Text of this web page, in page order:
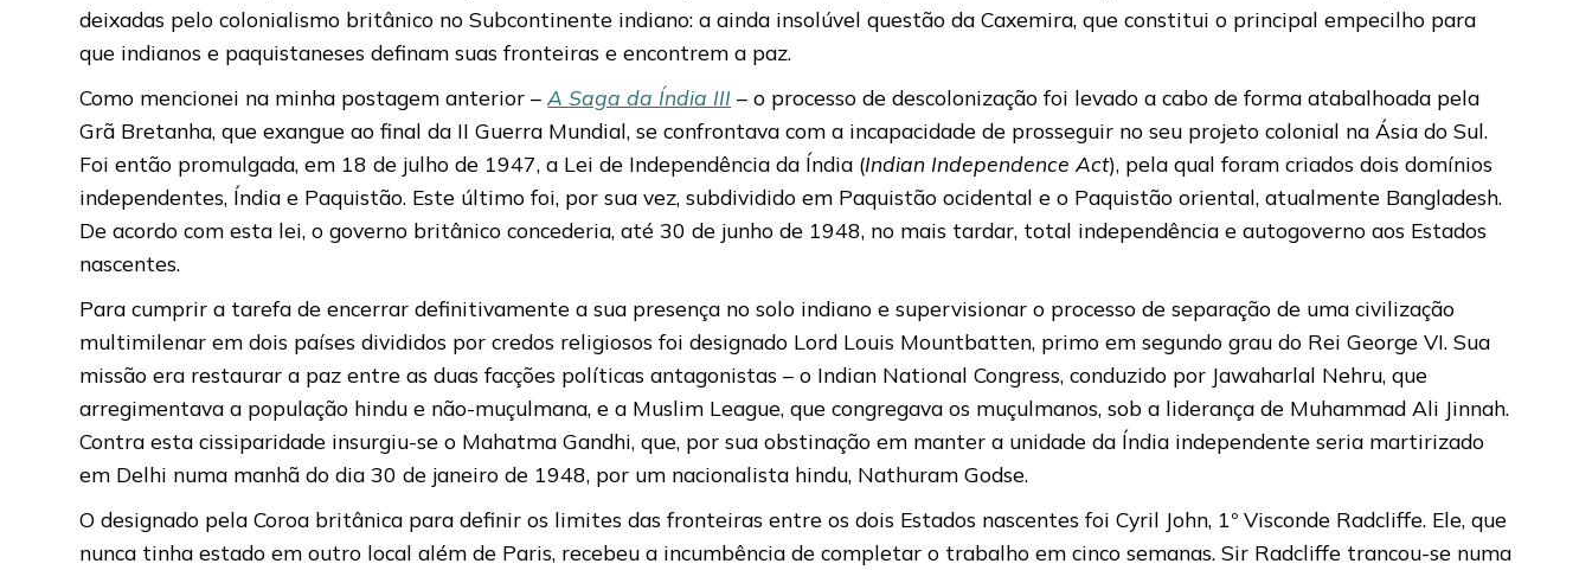
deixadas pelo colonialismo britânico no Subcontinente indiano: a ainda insolúvel questão da Caxemira, que constitui o principal empecilho para
que indianos e paquistaneses definam suas fronteiras e encontrem a paz.
Como mencionei na minha postagem anterior –A Saga da Índia III – o processo de descolonização foi levado a cabo de forma atabalhoada pela
Grã Bretanha, que exangue ao final da II Guerra Mundial, se confrontava com a incapacidade de prosseguir no seu projeto colonial na Ásia do Sul.
Foi então promulgada, em 18 de julho de 1947, a Lei de Independência da Índia (Indian Independence Act), pela qual foram criados dois domínios
independentes, Índia e Paquistão. Este último foi, por sua vez, subdividido em Paquistão ocidental e o Paquistão oriental, atualmente Bangladesh.
De acordo com esta lei, o governo britânico concederia, até 30 de junho de 1948, no mais tardar, total independência e autogoverno aos Estados
nascentes.
Para cumprir a tarefa de encerrar definitivamente a sua presença no solo indiano e supervisionar o processo de separação de uma civilização
multimilenar em dois países divididos por credos religiosos foi designado Lord Louis Mountbatten, primo em segundo grau do Rei George VI. Sua
missão era restaurar a paz entre as duas facções políticas antagonistas – o Indian National Congress, conduzido por Jawaharlal Nehru, que
arregimentava a população hindu e não-muçulmana, e a Muslim League, que congregava os muçulmanos, sob a liderança de Muhammad Ali Jinnah.
Contra esta cissiparidade insurgiu-se o Mahatma Gandhi, que, por sua obstinação em manter a unidade da Índia independente seria martirizado
em Delhi numa manhã do dia 30 de janeiro de 1948, por um nacionalista hindu, Nathuram Godse.
O designado pela Coroa britânica para definir os limites das fronteiras entre os dois Estados nascentes foi Cyril John, 1º Visconde Radcliffe. Ele, que
nunca tinha estado em outro local além de Paris, recebeu a incumbência de completar o trabalho em cinco semanas. Sir Radcliffe trancou-se numa